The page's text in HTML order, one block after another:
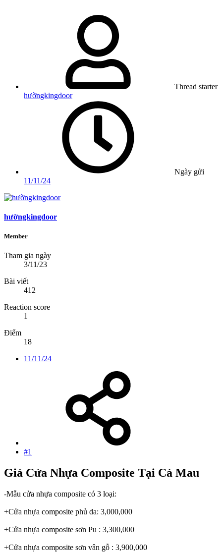
Thread starter
hườngkingdoor
Ngày gửi
11/11/24
hườngkingdoor
Member
Tham gia ngày
3/11/23
Bài viết
412
Reaction score
1
Điểm
18
11/11/24
#1
Giá Cửa Nhựa Composite Tại Cà Mau
-Mẫu cửa nhựa composite có 3 loại:
+Cửa nhựa composite phủ da: 3,000,000
+Cửa nhựa composite sơn Pu : 3,300,000
+Cửa nhựa composite sơn vân gỗ : 3,900,000